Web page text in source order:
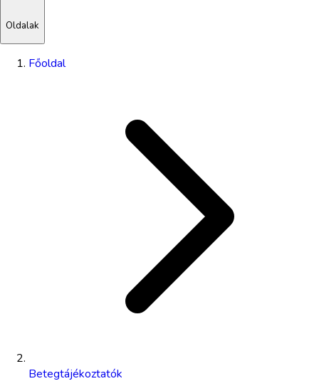
Oldalak
Főoldal
Betegtájékoztatók